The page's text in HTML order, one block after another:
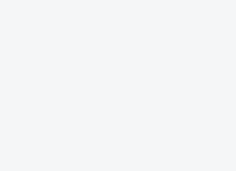
webbplats.
webbplats.